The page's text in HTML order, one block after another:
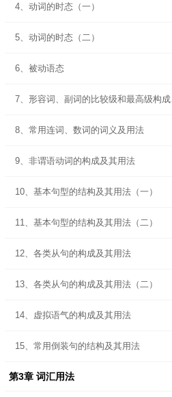
4、动词的时态（一）
5、动词的时态（二）
6、被动语态
8、常用连词、数词的词义及用法
9、非谓语动词的构成及其用法
10、基本句型的结构及其用法（一）
11、基本句型的结构及其用法（二）
12、各类从句的构成及其用法
13、各类从句的构成及其用法（二）
14、虚拟语气的构成及其用法
15、常用倒装句的结构及其用法
第3章 词汇用法